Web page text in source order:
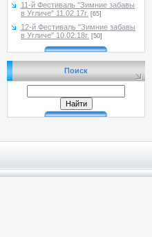
11-й Фестиваль "Зимние забавы
в Угличе" 11.02.17г. [65]
12-й Фестиваль "Зимние забавы
в Угличе" 10.02.18г. [50]
Поиск